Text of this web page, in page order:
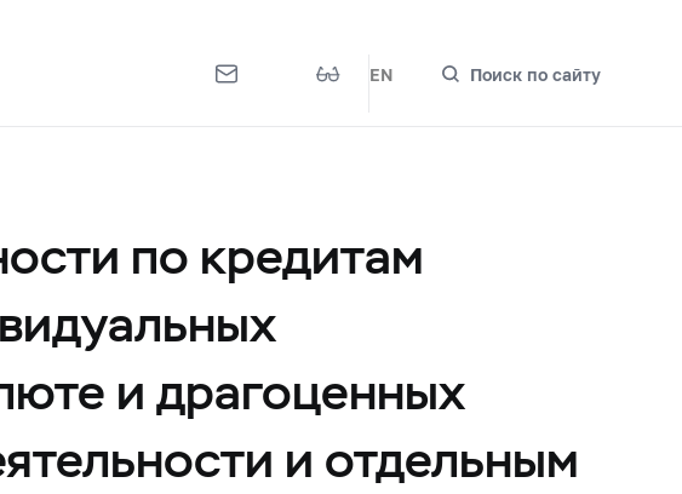
EN Поиск по сайту
по кредитам
и драгоценных
и отдельным